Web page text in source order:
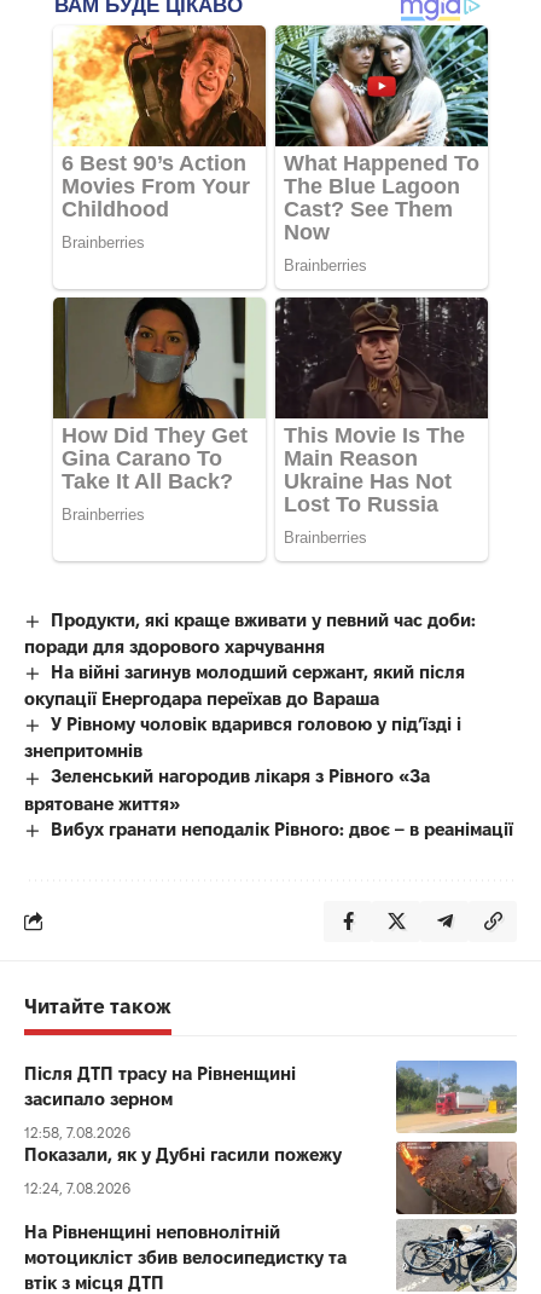
Продукти, які краще вживати у певний час доби:
поради для здорового харчування
На війні загинув молодший сержант, який після
окупації Енергодара переїхав до Вараша
У Рівному чоловік вдарився головою у під’їзді і
знепритомнів
Зеленський нагородив лікаря з Рівного «За
врятоване життя»
Вибух гранати неподалік Рівного: двоє – в реанімації
Читайте також
Після ДТП трасу на Рівненщині
засипало зерном
12:58, 7.08.2026
Показали, як у Дубні гасили пожежу
12:24, 7.08.2026
На Рівненщині неповнолітній
мотоцикліст збив велосипедистку та
втік з місця ДТП